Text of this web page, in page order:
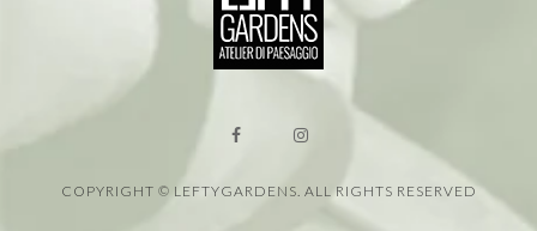
COPYRIGHT © LEFTYGARDENS. ALL RIGHTS RESERVED